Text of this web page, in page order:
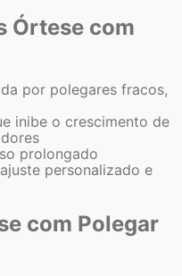
Órtese com
por polegares fracos,
inibe o crescimento de
prolongado
personalizado e
com Polegar